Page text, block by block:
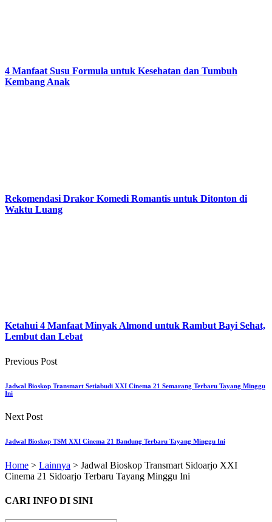
4 Manfaat Susu Formula untuk Kesehatan dan Tumbuh
Kembang Anak
Rekomendasi Drakor Komedi Romantis untuk Ditonton di
Waktu Luang
Ketahui 4 Manfaat Minyak Almond untuk Rambut Bayi Sehat,
Lembut dan Lebat
Previous Post
Jadwal Bioskop Transmart Setiabudi XXI Cinema 21 Semarang Terbaru Tayang Minggu
Ini
Next Post
Jadwal Bioskop TSM XXI Cinema 21 Bandung Terbaru Tayang Minggu Ini
Home > Lainnya > Jadwal Bioskop Transmart Sidoarjo XXI
Cinema 21 Sidoarjo Terbaru Tayang Minggu Ini
CARI INFO DI SINI